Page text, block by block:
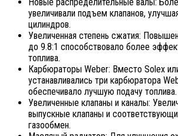
увеличивали подъем клапанов,
цилиндров.
Увеличенная степень сжатия:
до 9.8:1 способствовало более
топлива.
Карбюраторы Weber: Вместо Solex
устанавливались три карбюратора
обеспечивало лучшую подачу топлива.
Увеличенные клапаны и каналы:
выпускные клапаны и
газообмен.